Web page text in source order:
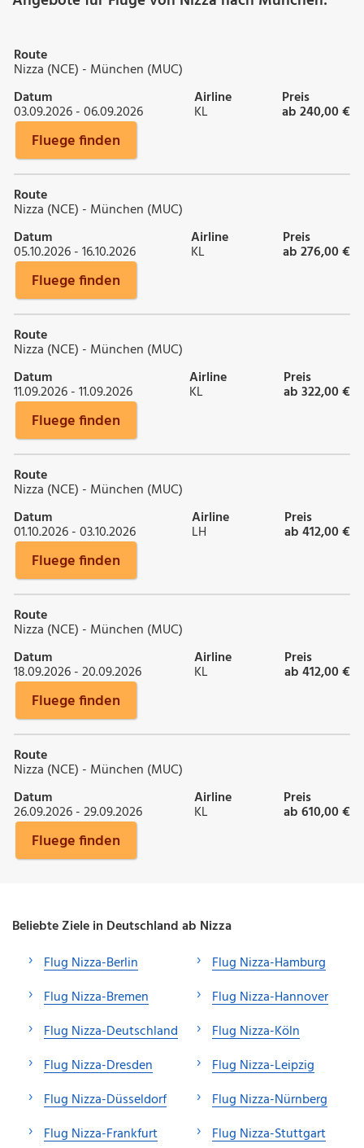
Route
Nizza (NCE) - München (MUC)
Datum
03.09.2026 - 06.09.2026
Airline
KL
Preis
ab 240,00 €
Fluege finden
Route
Nizza (NCE) - München (MUC)
Datum
05.10.2026 - 16.10.2026
Airline
KL
Preis
ab 276,00 €
Fluege finden
Route
Nizza (NCE) - München (MUC)
Datum
11.09.2026 - 11.09.2026
Airline
KL
Preis
ab 322,00 €
Fluege finden
Route
Nizza (NCE) - München (MUC)
Datum
01.10.2026 - 03.10.2026
Airline
LH
Preis
ab 412,00 €
Fluege finden
Route
Nizza (NCE) - München (MUC)
Datum
18.09.2026 - 20.09.2026
Airline
KL
Preis
ab 412,00 €
Fluege finden
Route
Nizza (NCE) - München (MUC)
Datum
26.09.2026 - 29.09.2026
Airline
KL
Preis
ab 610,00 €
Fluege finden
Beliebte Ziele in Deutschland ab Nizza
Flug Nizza-Berlin
Flug Nizza-Bremen
Flug Nizza-Deutschland
Flug Nizza-Dresden
Flug Nizza-Düsseldorf
Flug Nizza-Frankfurt
Flug Nizza-Hamburg
Flug Nizza-Hannover
Flug Nizza-Köln
Flug Nizza-Leipzig
Flug Nizza-Nürnberg
Flug Nizza-Stuttgart